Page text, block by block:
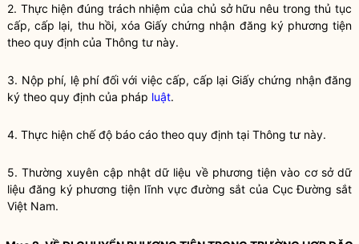
2. Thực hiện đúng trách nhiệm của chủ sở hữu nêu trong thủ tục
cấp, cấp lại, thu hồi, xóa Giấy chứng nhận đăng ký phương tiện
theo quy định của Thông tư này.
3. Nộp phí, lệ phí đối với việc cấp, cấp lại Giấy chứng nhận đăng
ký theo quy định của pháp luật.
4. Thực hiện chế độ báo cáo theo quy định tại Thông tư này.
5. Thường xuyên cập nhật dữ liệu về phương tiện vào cơ sở dữ
liệu đăng ký phương tiện lĩnh vực đường sắt của Cục Đường sắt
Việt Nam.